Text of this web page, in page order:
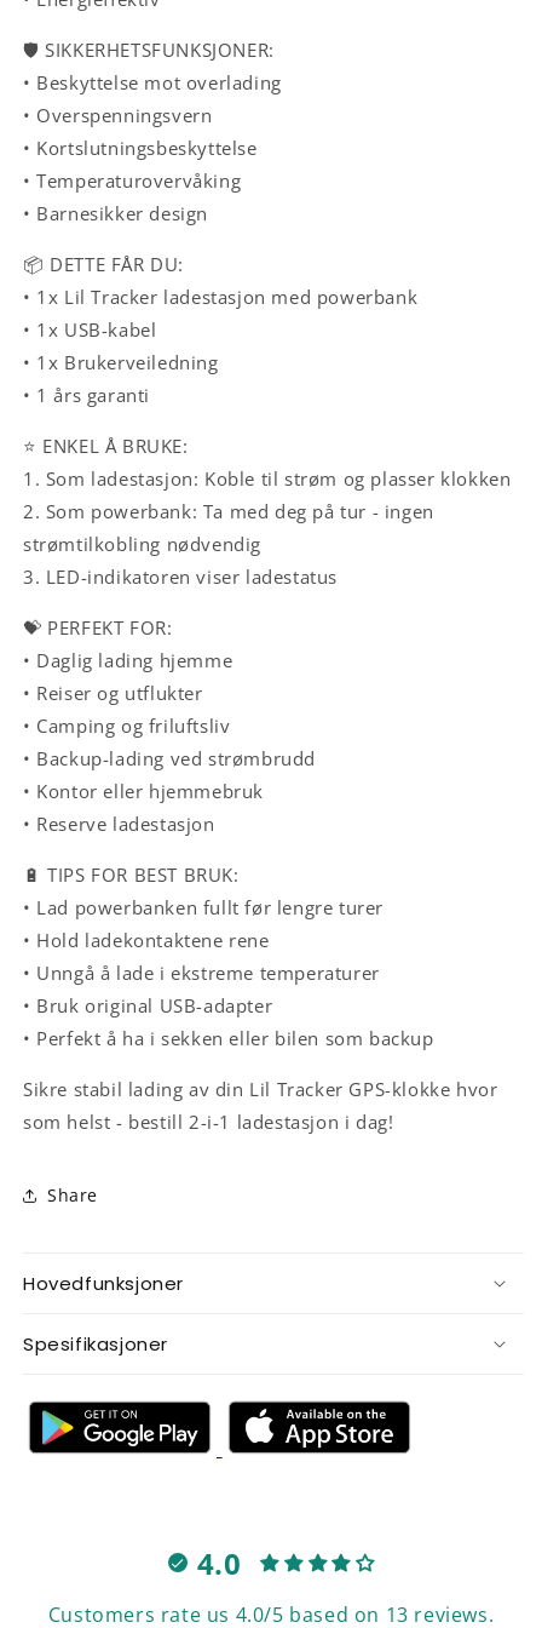
🛡️ SIKKERHETSFUNKSJONER:
• Beskyttelse mot overlading
• Overspenningsvern
• Kortslutningsbeskyttelse
• Temperaturovervåking
• Barnesikker design
📦 DETTE FÅR DU:
• 1x Lil Tracker ladestasjon med powerbank
• 1x USB-kabel
• 1x Brukerveiledning
• 1 års garanti
⭐ ENKEL Å BRUKE:
1. Som ladestasjon: Koble til strøm og plasser klokken
2. Som powerbank: Ta med deg på tur - ingen
strømtilkobling nødvendig
3. LED-indikatoren viser ladestatus
💝 PERFEKT FOR:
• Daglig lading hjemme
• Reiser og utflukter
• Camping og friluftsliv
• Backup-lading ved strømbrudd
• Kontor eller hjemmebruk
• Reserve ladestasjon
🔋 TIPS FOR BEST BRUK:
• Lad powerbanken fullt før lengre turer
• Hold ladekontaktene rene
• Unngå å lade i ekstreme temperaturer
• Bruk original USB-adapter
• Perfekt å ha i sekken eller bilen som backup
Sikre stabil lading av din Lil Tracker GPS-klokke hvor
som helst - bestill 2-i-1 ladestasjon i dag!
Share
Hovedfunksjoner
Spesifikasjoner
4.0
Customers rate us 4.0/5 based on 13 reviews.